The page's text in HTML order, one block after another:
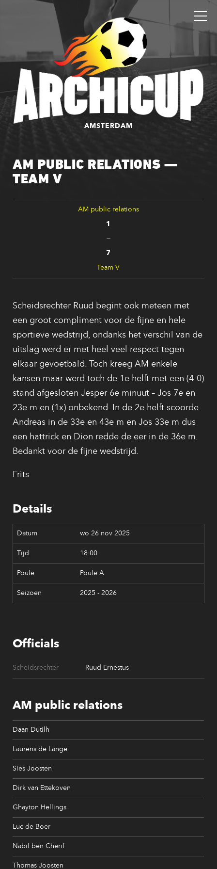
AMSTERDAM
AM PUBLIC RELATIONS —
TEAM V
AM public relations
1
—
7
Team V
Scheidsrechter Ruud begint ook meteen met
een groot compliment voor de fijne en hele
sportieve wedstrijd, ondanks het verschil van de
uitslag werd er met heel veel respect tegen
elkaar gevoetbald. Toch kreeg AM enkele
kansen maar werd toch de 1e helft met een (4-0)
stand afgesloten Jesper 6e minuut – Jos 7e en
23e m en (1x) onbekend. In de 2e helft scoorde
Andreas in de 33e en 43e m en Jos 33e m dus
een hattrick en Dion redde de eer in de 36e m.
Bedankt voor de fijne wedstrijd.
Frits
Details
wo 26 nov 2025
18:00
Poule A
2025 - 2026
Officials
Scheidsrechter Ruud Ernestus
AM public relations
Daan Dutilh
Laurens de Lange
Sies Joosten
Dirk van Ettekoven
Ghayton Hellings
Luc de Boer
Nabil ben Cherif
Thomas Joosten